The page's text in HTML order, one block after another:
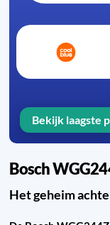
Bosch
Het geheim
Bekijk laagste